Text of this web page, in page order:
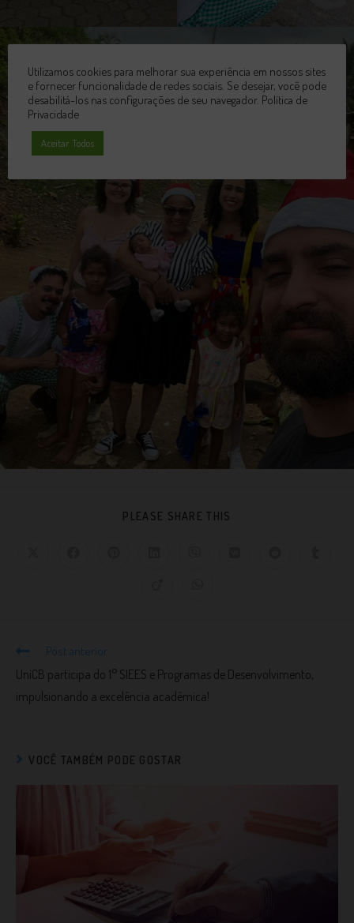
PLEASE SHARE THIS
Post anterior
UniCB participa do 1° SIEES e Programas de Desenvolvimento,
impulsionando a excelência acadêmica!
VOCÊ TAMBÉM PODE GOSTAR
Utilizamos cookies para melhorar sua experiência em nossos sites
e fornecer funcionalidade de redes sociais. Se desejar, você pode
desabilitá-los nas configurações de seu navegador. Política de
Privacidade
Aceitar Todos